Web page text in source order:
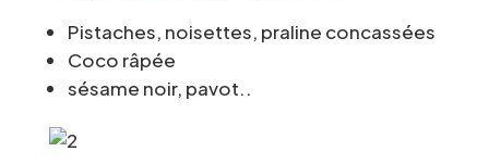
Pistaches, noisettes, praline concassées
Coco râpée
sésame noir, pavot..